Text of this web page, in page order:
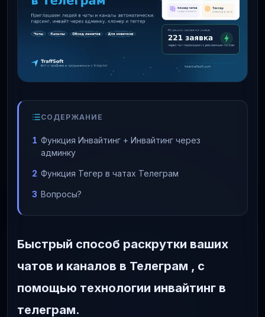
СОДЕРЖАНИЕ
Функция Инвайтинг + Инвайтинг через
админку
Функция Тегер в чатах Телеграм
Вопросы?
Быстрый способ раскрутки ваших
чатов и каналов в Телеграм , с
помощью технологии инвайтинг в
телеграм.